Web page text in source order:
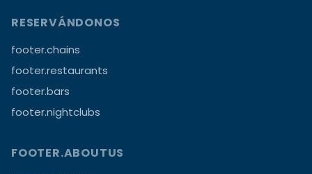
RESERVÁNDONOS
footer.chains
footer.restaurants
footer.bars
footer.nightclubs
FOOTER.ABOUTUS